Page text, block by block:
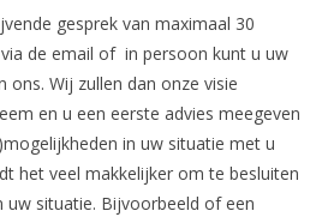
gesprek van maximaal 30
de email of in persoon kunt u uw
ons. Wij zullen dan onze visie
en u een eerste advies meegeven
in uw situatie met u
het veel makkelijker om te besluiten
uw situatie. Bijvoorbeeld of een